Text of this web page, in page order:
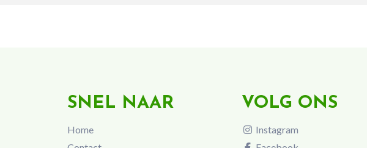
SNEL NAAR
Home
VOLG ONS
Instagram